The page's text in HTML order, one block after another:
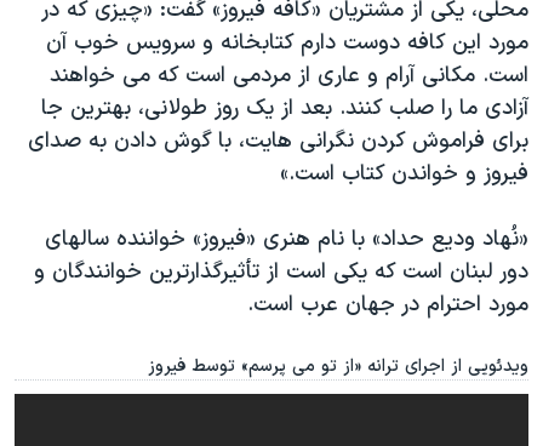
محلی، یکی از مشتریان «کافه فیروز» گفت: «چیزی که در
مورد این کافه دوست دارم کتابخانه و سرویس خوب آن
است. مکانی آرام و عاری از مردمی است که می خواهند
آزادی ما را صلب کنند. بعد از یک روز طولانی، بهترین جا
برای فراموش کردن نگرانی هایت، با گوش دادن به صدای
فیروز و خواندن کتاب است.»
«نُهاد ودیع حداد» با نام هنری «فیروز» خواننده سالهای
دور لبنان است که یکی است از تأثیرگذارترین خوانندگان و
مورد احترام در جهان عرب است.
ویدئویی از اجرای ترانه «از تو می پرسم» توسط فیروز